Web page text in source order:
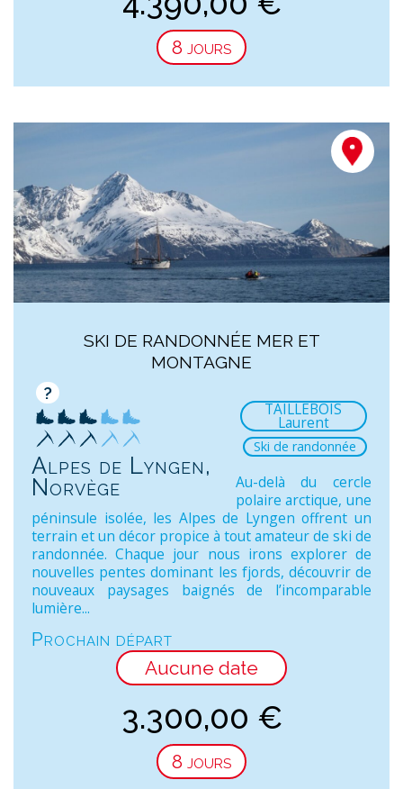
8 jours
SKI DE RANDONNÉE MER ET
MONTAGNE
?
Alpes de Lyngen,
Norvège
TAILLEBOIS
Laurent
Ski de randonnée
Au-delà du cercle
polaire arctique, une
péninsule isolée, les Alpes de Lyngen offrent un
terrain et un décor propice à tout amateur de ski de
randonnée. Chaque jour nous irons explorer de
nouvelles pentes dominant les fjords, découvrir de
nouveaux paysages baignés de l’incomparable
lumière...
Prochain départ
Aucune date
3.300,00 €
8 jours